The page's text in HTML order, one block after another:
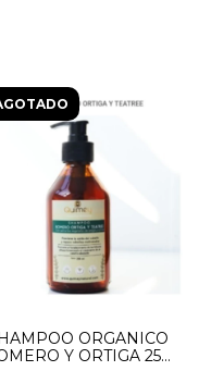
ORGANICO
Y ORTIGA 250